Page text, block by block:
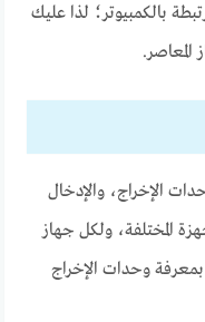
بالكمبيوتر؛ لذا عليك
المعاصر.
الإخراج، والإدخال
المختلفة، ولكل جهاز
وحدات الإخراج